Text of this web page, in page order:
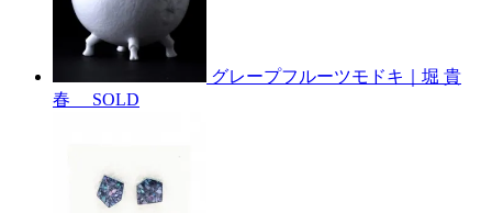
グレープフルーツモドキ｜堀 貴
春
SOLD